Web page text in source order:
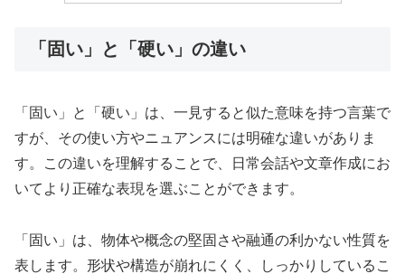
「固い」と「硬い」の違い
「固い」と「硬い」は、一見すると似た意味を持つ言葉で
すが、その使い方やニュアンスには明確な違いがありま
す。この違いを理解することで、日常会話や文章作成にお
いてより正確な表現を選ぶことができます。
「固い」は、物体や概念の堅固さや融通の利かない性質を
表します。形状や構造が崩れにくく、しっかりしているこ